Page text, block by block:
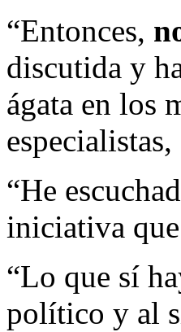
“Entonces,
discutida y
ágata en los
“He
iniciativa
“Lo que sí
político y al